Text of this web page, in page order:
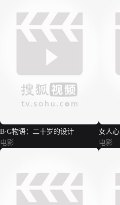
B·G物语：二十岁的设计
电影
女人心
电影